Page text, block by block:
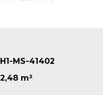
MS-41402
m²